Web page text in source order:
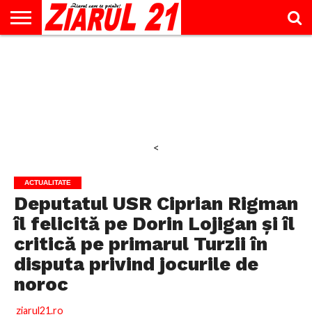
<
ACTUALITATE
Deputatul USR Ciprian Rigman
îl felicită pe Dorin Lojigan și îl
critică pe primarul Turzii în
disputa privind jocurile de
noroc
ziarul21.ro